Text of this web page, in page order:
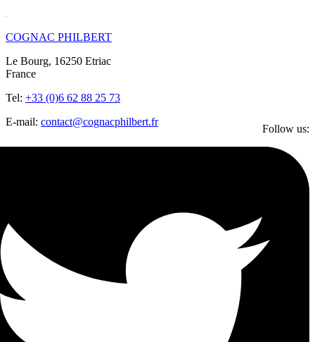
COGNAC PHILBERT
Le Bourg, 16250 Etriac
France
Tel: +33 (0)6 62 88 25 73
E-mail: contact@cognacphilbert.fr
Follow us: